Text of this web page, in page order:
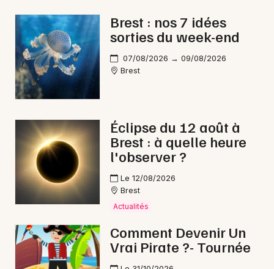
Brest : nos 7 idées
sorties du week-end
07/08/2026 → 09/08/2026
Brest
Éclipse du 12 août à
Brest : à quelle heure
l'observer ?
Le 12/08/2026
Brest
Actualités
Comment Devenir Un
Vrai Pirate ?- Tournée